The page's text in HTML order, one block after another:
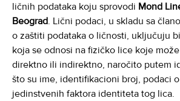
ličnih podataka koju sprovodi Mond
Beograd. Lični podaci, u skladu sa
o zaštiti podataka o ličnosti, uključuju
koja se odnosi na fizičko lice koje može
direktno ili indirektno, naročito putem
što su ime, identifikacioni broj, podaci o
jedinstvenih faktora identiteta tog lica.